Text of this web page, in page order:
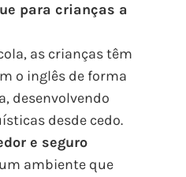
para crianças a
as crianças têm
o inglês de forma
desenvolvendo
desde cedo.
e seguro
ambiente que